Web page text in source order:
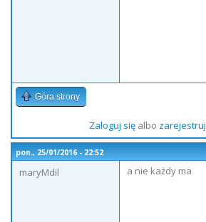
Góra strony
Zaloguj sięalbo zarejestruj
pon., 25/01/2016 - 22:52
maryMdil
a nie każdy ma